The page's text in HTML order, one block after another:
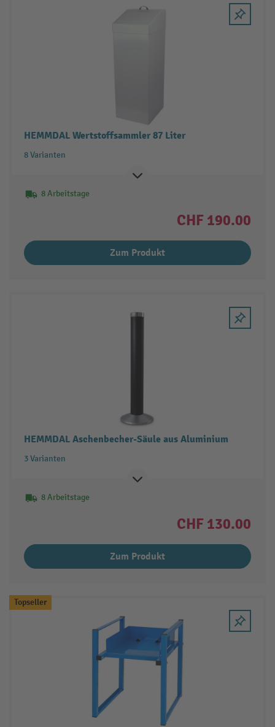
HEMMDAL Wertstoffsammler 87 Liter
8 Varianten
8 Arbeitstage
CHF 190.00
Zum Produkt
HEMMDAL Aschenbecher-Säule aus Aluminium
3 Varianten
8 Arbeitstage
CHF 130.00
Zum Produkt
Topseller